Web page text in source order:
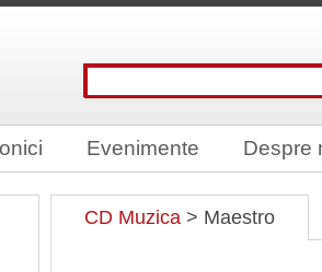
Evenimente Despre
CD Muzica > Maestro